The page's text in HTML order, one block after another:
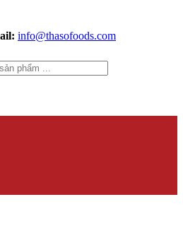
info@thasofoods.com